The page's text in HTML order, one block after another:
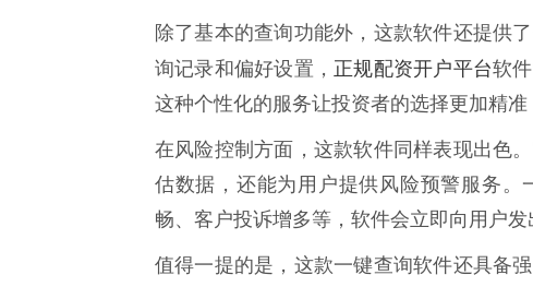
除了基本的查询功能外，这款软件还提供
询记录和偏好设置， 正规配资开户平台软
这种个性化的服务让投资者的选择更加精准
在风险控制方面，这款软件同样表现出色
估数据，还能为用户提供风险预警服务
畅、客户投诉增多等，软件会立即向用户发
值得一提的是，这款一键查询软件还具备